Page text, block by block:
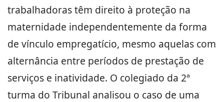
trabalhadoras têm direito à proteção na
maternidade independentemente da forma
de vínculo empregatício, mesmo aquelas com
alternância entre períodos de prestação de
serviços e inatividade. O colegiado da 2ª
turma do Tribunal analisou o caso de uma